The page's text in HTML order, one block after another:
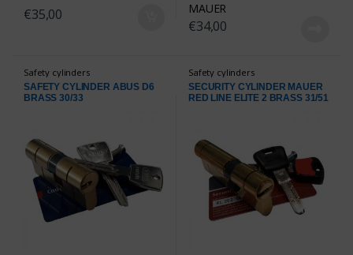
€35,00 MAUER
€34,00
Safety cylinders
SAFETY CYLINDER ABUS D6
BRASS 30/33
Safety cylinders
SECURITY CYLINDER MAUER
RED LINE ELITE 2 BRASS 31/51